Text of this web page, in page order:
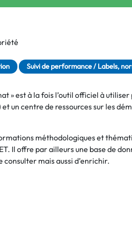
Suivi de performance / Labels,
» est à la fois l’outil officiel à utiliser
un centre de ressources sur les
méthodologiques et
Il offre par ailleurs une base de
mais aussi d’enrichir.